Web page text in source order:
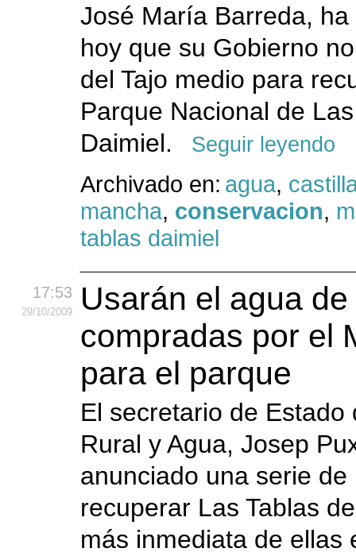
José María Barreda,
hoy que su Gobierno
del Tajo medio para
Parque Nacional de
Daimiel.
Seguir leyendo
Archivado en: agua,
mancha, conservacion,
tablas daimiel
17:53
29/10/2009
Usarán el agua
compradas por el
para el parque
El secretario de Estado
Rural y Agua, Josep
anunciado una serie
recuperar Las Tablas
más inmediata de ellas